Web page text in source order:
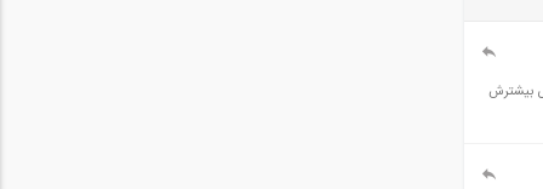
بیشترش